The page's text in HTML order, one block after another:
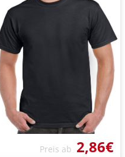
Preis ab 2,86€